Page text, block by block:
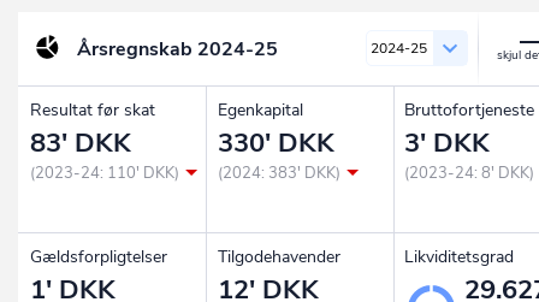
Årsregnskab 2024-25 2024-25
Resultat før skat
83' DKK
(2023-24: 110' DKK)
Egenkapital
330' DKK
(2024: 383' DKK)
Bruttofortjeneste
3' DKK
(2023-24: 8' DKK)
Gældsforpligtelser
1' DKK
Tilgodehavender
12' DKK
Likviditetsgrad